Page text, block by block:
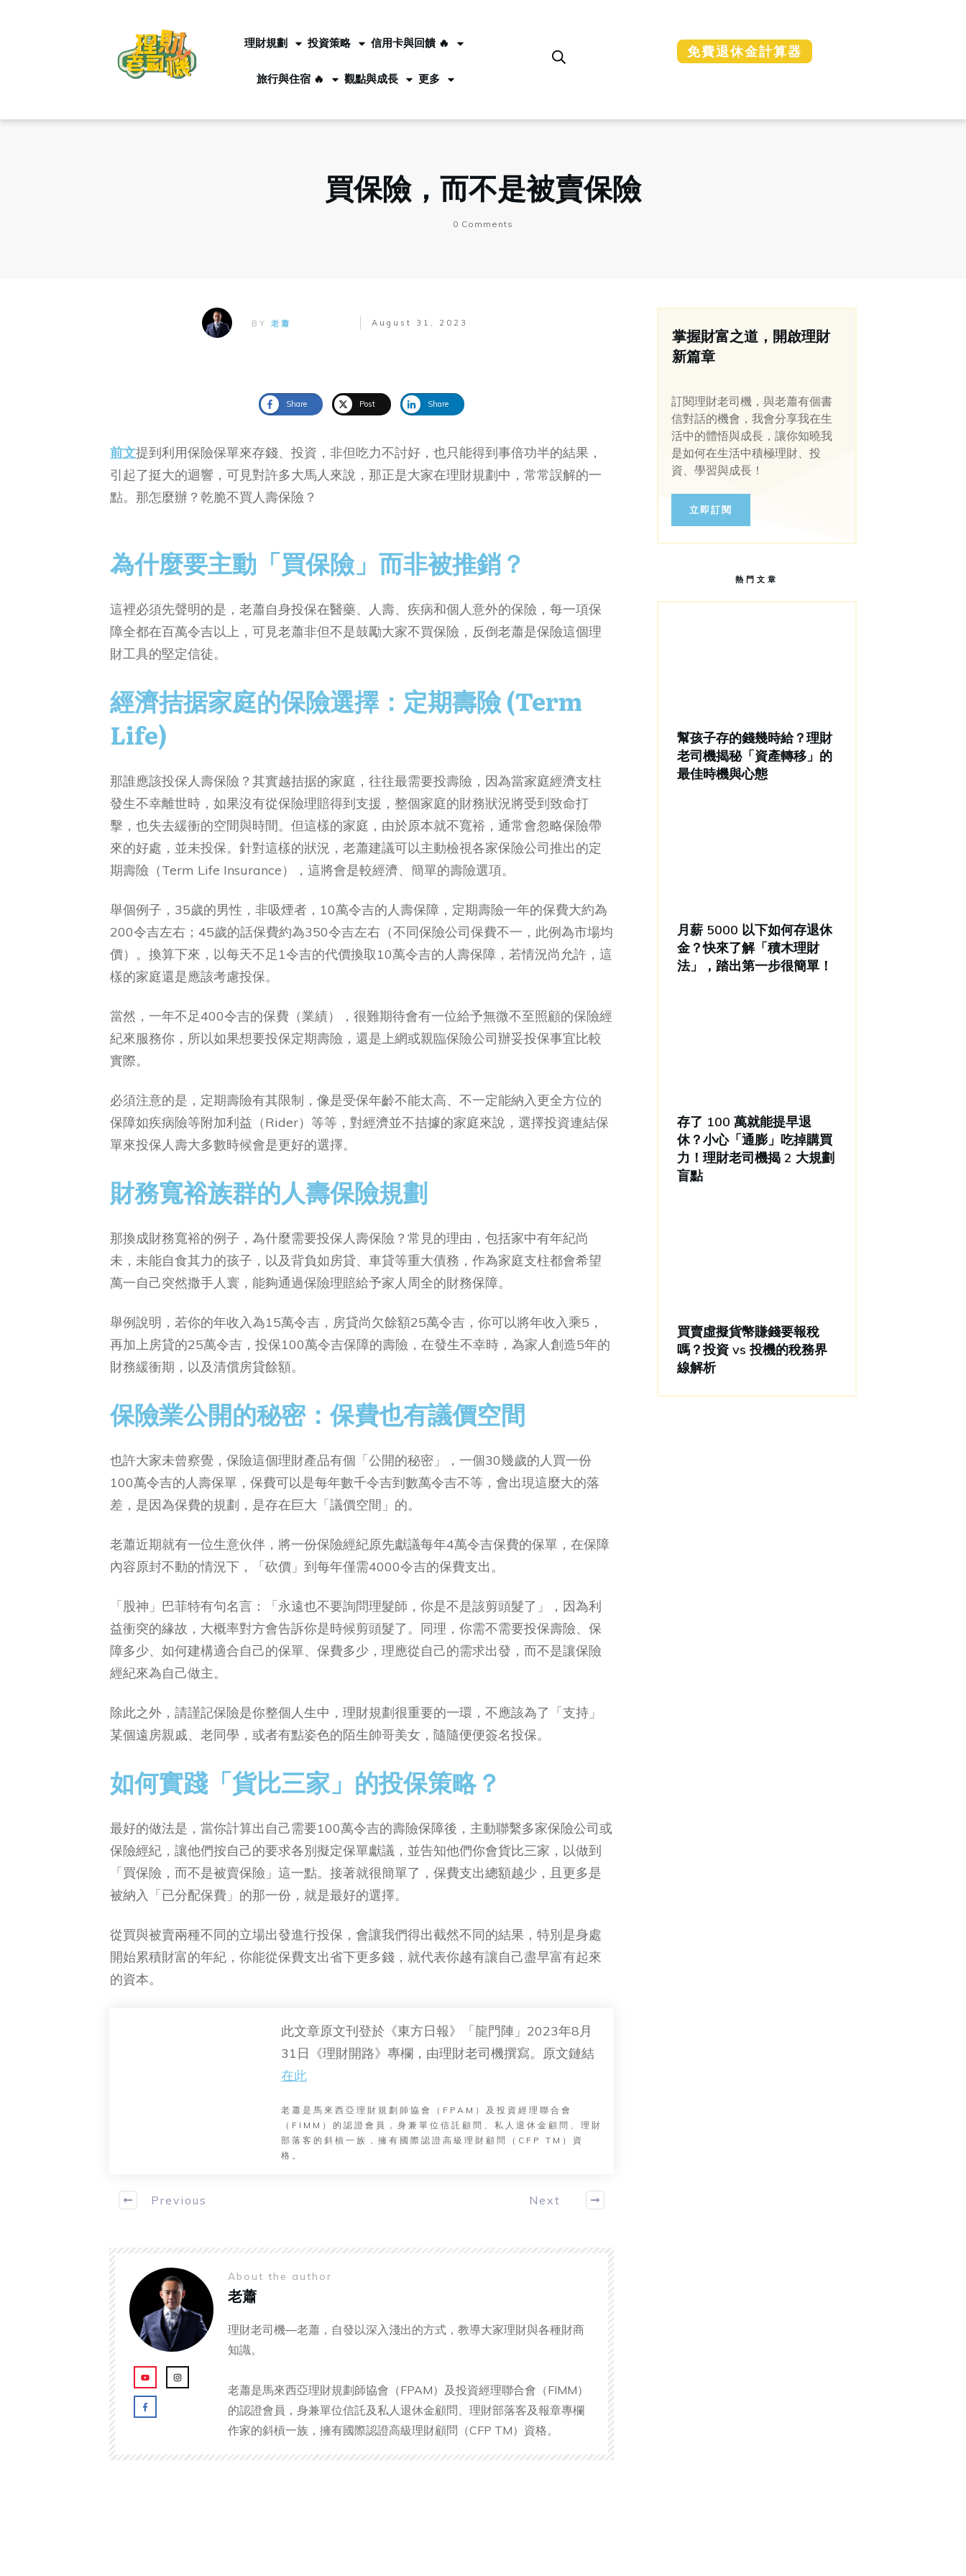
理財規劃 投資策略 信用卡與回饋 🔥
旅行與住宿 🔥 觀點與成長 更多
免費退休金計算器
買保險，而不是被賣保險
0 Comments
BY老蕭 August 31, 2023
Share Post Share
前文提到利用保險保單來存錢、投資，非但吃力不討好，也只能得到事倍功半的結果，
引起了挺大的迴響，可見對許多大馬人來說，那正是大家在理財規劃中，常常誤解的一
點。那怎麼辦？乾脆不買人壽保險？
為什麼要主動「買保險」而非被推銷？
這裡必須先聲明的是，老蕭自身投保在醫藥、人壽、疾病和個人意外的保險，每一項保
障全都在百萬令吉以上，可見老蕭非但不是鼓勵大家不買保險，反倒老蕭是保險這個理
財工具的堅定信徒。
經濟拮据家庭的保險選擇：定期壽險 (Term
Life)
那誰應該投保人壽保險？其實越拮据的家庭，往往最需要投壽險，因為當家庭經濟支柱
發生不幸離世時，如果沒有從保險理賠得到支援，整個家庭的財務狀況將受到致命打
擊，也失去緩衝的空間與時間。但這樣的家庭，由於原本就不寬裕，通常會忽略保險帶
來的好處，並未投保。針對這樣的狀況，老蕭建議可以主動檢視各家保險公司推出的定
期壽險（Term Life Insurance），這將會是較經濟、簡單的壽險選項。
舉個例子，35歲的男性，非吸煙者，10萬令吉的人壽保障，定期壽險一年的保費大約為
200令吉左右；45歲的話保費約為350令吉左右（不同保險公司保費不一，此例為市場均
價）。換算下來，以每天不足1令吉的代價換取10萬令吉的人壽保障，若情況尚允許，這
樣的家庭還是應該考慮投保。
當然，一年不足400令吉的保費（業績），很難期待會有一位給予無微不至照顧的保險經
紀來服務你，所以如果想要投保定期壽險，還是上網或親臨保險公司辦妥投保事宜比較
實際。
必須注意的是，定期壽險有其限制，像是受保年齡不能太高、不一定能納入更全方位的
保障如疾病險等附加利益（Rider）等等，對經濟並不拮據的家庭來說，選擇投資連結保
單來投保人壽大多數時候會是更好的選擇。
財務寬裕族群的人壽保險規劃
那換成財務寬裕的例子，為什麼需要投保人壽保險？常見的理由，包括家中有年紀尚
未，未能自食其力的孩子，以及背負如房貸、車貸等重大債務，作為家庭支柱都會希望
萬一自己突然撒手人寰，能夠通過保險理賠給予家人周全的財務保障。
舉例說明，若你的年收入為15萬令吉，房貸尚欠餘額25萬令吉，你可以將年收入乘5，
再加上房貸的25萬令吉，投保100萬令吉保障的壽險，在發生不幸時，為家人創造5年的
財務緩衝期，以及清償房貸餘額。
保險業公開的秘密：保費也有議價空間
也許大家未曾察覺，保險這個理財產品有個「公開的秘密」，一個30幾歲的人買一份
100萬令吉的人壽保單，保費可以是每年數千令吉到數萬令吉不等，會出現這麼大的落
差，是因為保費的規劃，是存在巨大「議價空間」的。
老蕭近期就有一位生意伙伴，將一份保險經紀原先獻議每年4萬令吉保費的保單，在保障
內容原封不動的情況下，「砍價」到每年僅需4000令吉的保費支出。
「股神」巴菲特有句名言：「永遠也不要詢問理髮師，你是不是該剪頭髮了」，因為利
益衝突的緣故，大概率對方會告訴你是時候剪頭髮了。同理，你需不需要投保壽險、保
障多少、如何建構適合自己的保單、保費多少，理應從自己的需求出發，而不是讓保險
經紀來為自己做主。
除此之外，請謹記保險是你整個人生中，理財規劃很重要的一環，不應該為了「支持」
某個遠房親戚、老同學，或者有點姿色的陌生帥哥美女，隨隨便便簽名投保。
如何實踐「貨比三家」的投保策略？
最好的做法是，當你計算出自己需要100萬令吉的壽險保障後，主動聯繫多家保險公司或
保險經紀，讓他們按自己的要求各別擬定保單獻議，並告知他們你會貨比三家，以做到
「買保險，而不是被賣保險」這一點。接著就很簡單了，保費支出總額越少，且更多是
被納入「已分配保費」的那一份，就是最好的選擇。
從買與被賣兩種不同的立場出發進行投保，會讓我們得出截然不同的結果，特別是身處
開始累積財富的年紀，你能從保費支出省下更多錢，就代表你越有讓自己盡早富有起來
的資本。
此文章原文刊登於《東方日報》「龍門陣」2023年8月
31日《理財開路》專欄，由理財老司機撰寫。原文鏈結
在此
老蕭是馬來西亞理財規劃師協會（FPAM）及投資經理聯合會
（FIMM）的認證會員，身兼單位信託顧問、私人退休金顧問、理財
部落客的斜槓一族，擁有國際認證高級理財顧問（CFP TM）資
格。
Previous Next
About the author
老蕭
理財老司機—老蕭，自發以深入淺出的方式，教導大家理財與各種財商
知識。
老蕭是馬來西亞理財規劃師協會（FPAM）及投資經理聯合會（FIMM）
的認證會員，身兼單位信託及私人退休金顧問、理財部落客及報章專欄
作家的斜槓一族，擁有國際認證高級理財顧問（CFP TM）資格。
掌握財富之道，開啟理財
新篇章
訂閱理財老司機，與老蕭有個書
信對話的機會，我會分享我在生
活中的體悟與成長，讓你知曉我
是如何在生活中積極理財、投
資、學習與成長！
立即訂閱
熱門文章
幫孩子存的錢幾時給？理財
老司機揭秘「資產轉移」的
最佳時機與心態
月薪 5000 以下如何存退休
金？快來了解「積木理財
法」，踏出第一步很簡單！
存了 100 萬就能提早退
休？小心「通膨」吃掉購買
力！理財老司機揭 2 大規劃
盲點
買賣虛擬貨幣賺錢要報稅
嗎？投資 vs 投機的稅務界
線解析